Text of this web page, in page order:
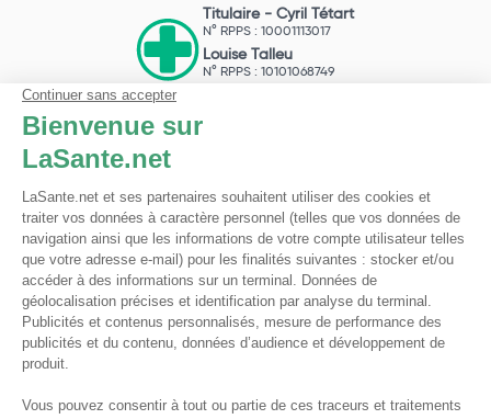
Titulaire - Cyril Tétart
N° RPPS : 10001113017
Louise Talleu
N° RPPS : 10101068749
Pharmacie du Bizet
Licence ARS : 590009874
Licence Ordinale : 126921
49 boulevard Bizet
59650 Villeneuve d'Ascq